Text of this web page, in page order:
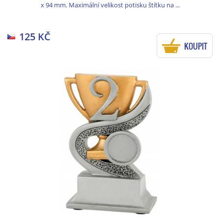
x 94 mm. Maximální velikost potisku štítku na ...
125 KČ
KOUPIT